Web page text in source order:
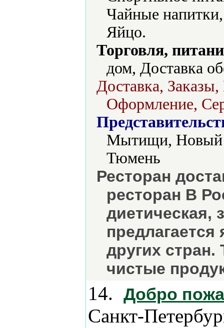
Чайные
Яйцо.
Торговля,
дом, Доставка
Доставка,
Оформление,
Мытищи, Новый
Тюмень
Ресторан
ресторан В
диетическая,
предлагается
других стран.
чистые
14. Добро
Санкт-